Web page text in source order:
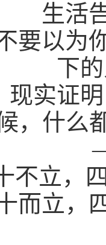
生活
要以为
下
现实证
，什么
不立，
而立，